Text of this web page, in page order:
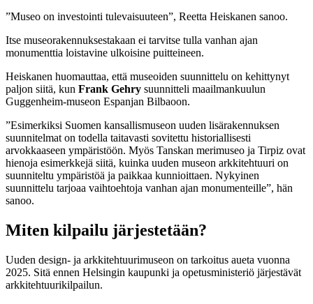
”Museo on investointi tulevaisuuteen”, Reetta Heiskanen sanoo.
Itse museorakennuksestakaan ei tarvitse tulla vanhan ajan
monumenttia loistavine ulkoisine puitteineen.
Heiskanen huomauttaa, että museoiden suunnittelu on kehittynyt
paljon siitä, kun Frank Gehry suunnitteli maailmankuulun
Guggenheim-museon Espanjan Bilbaoon.
”Esimerkiksi Suomen kansallismuseon uuden lisärakennuksen
suunnitelmat on todella taitavasti sovitettu historiallisesti
arvokkaaseen ympäristöön. Myös Tanskan merimuseo ja Tirpiz ovat
hienoja esimerkkejä siitä, kuinka uuden museon arkkitehtuuri on
suunniteltu ympäristöä ja paikkaa kunnioittaen. Nykyinen
suunnittelu tarjoaa vaihtoehtoja vanhan ajan monumenteille”, hän
sanoo.
Miten kilpailu järjestetään?
Uuden design- ja arkkitehtuurimuseon on tarkoitus aueta vuonna
2025. Sitä ennen Helsingin kaupunki ja opetusministeriö järjestävät
arkkitehtuurikilpailun.